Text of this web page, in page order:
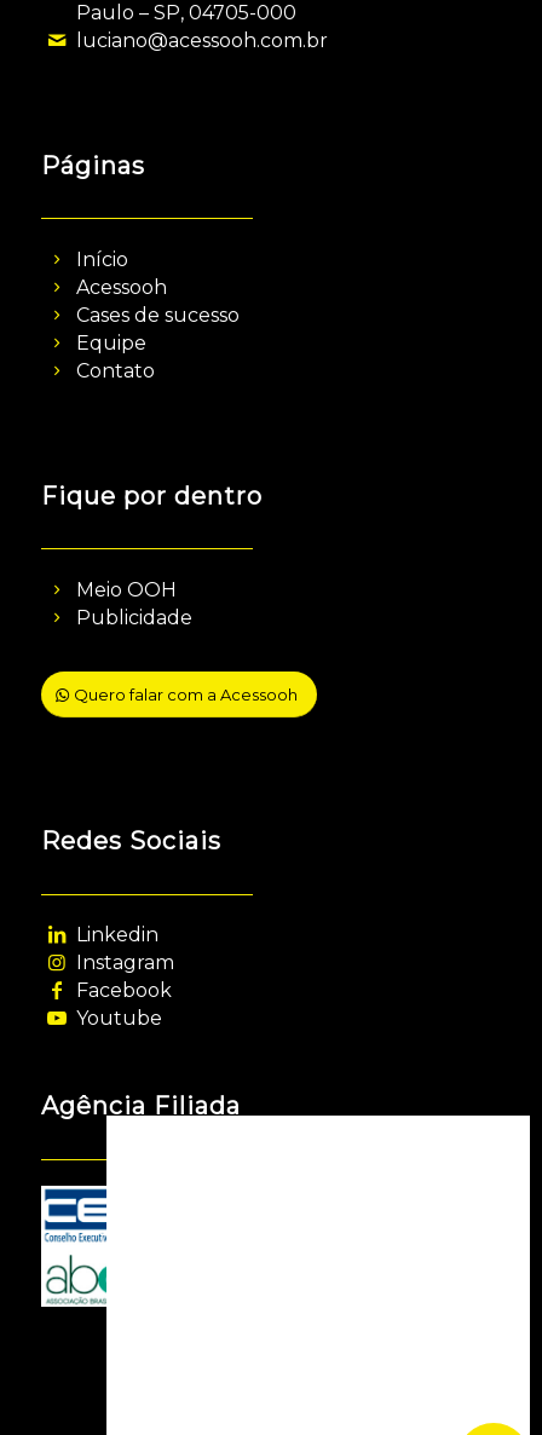
Paulo – SP, 04705-000
luciano@acessooh.com.br
Páginas
Início
Acessooh
Cases de sucesso
Equipe
Contato
Fique por dentro
Meio OOH
Publicidade
Quero falar com a Acessooh
Redes Sociais
Linkedin
Instagram
Facebook
Youtube
Agência Filiada